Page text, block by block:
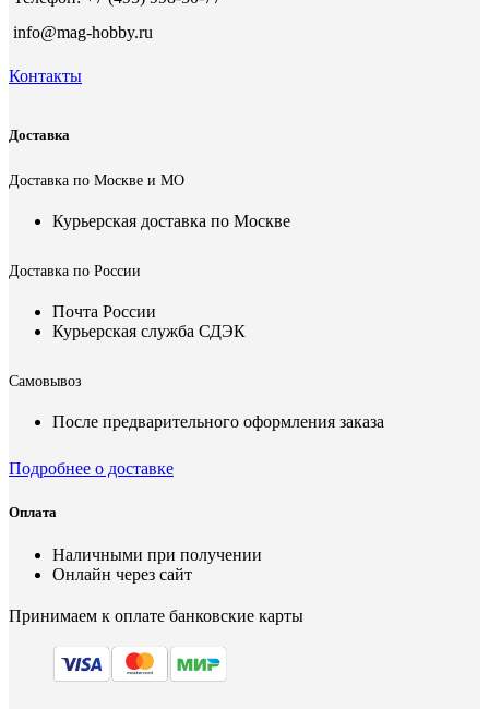
info@mag-hobby.ru
Контакты
Доставка
Доставка по Москве и МО
Курьерская доставка по Москве
Доставка по России
Почта России
Курьерская служба СДЭК
Самовывоз
После предварительного оформления заказа
Подробнее о доставке
Оплата
Наличными при получении
Онлайн через сайт
Принимаем к оплате банковские карты